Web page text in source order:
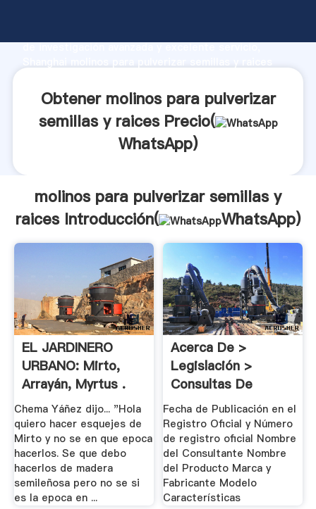
de investigación avanzada y excelente servicio,
clientes.
Obtener molinos para pulverizar
semillas y raices Precio(
WhatsApp)
molinos para pulverizar semillas y
raices Introducción(
WhatsApp)
EL JARDINERO
URBANO: Mirto,
Arrayán, Myrtus .
Chema Yáñez dijo... "Hola
quiero hacer esquejes de
Mirto y no se en que epoca
hacerlos. Se que debo
hacerlos de madera
semileñosa pero no se si
es la epoca en ...
Acerca De >
Legislación >
Consultas De
Clasificación
Fecha de Publicación en el
Registro Oficial y Número
de registro oficial Nombre
del Consultante Nombre
del Producto Marca y
Fabricante Modelo
Características